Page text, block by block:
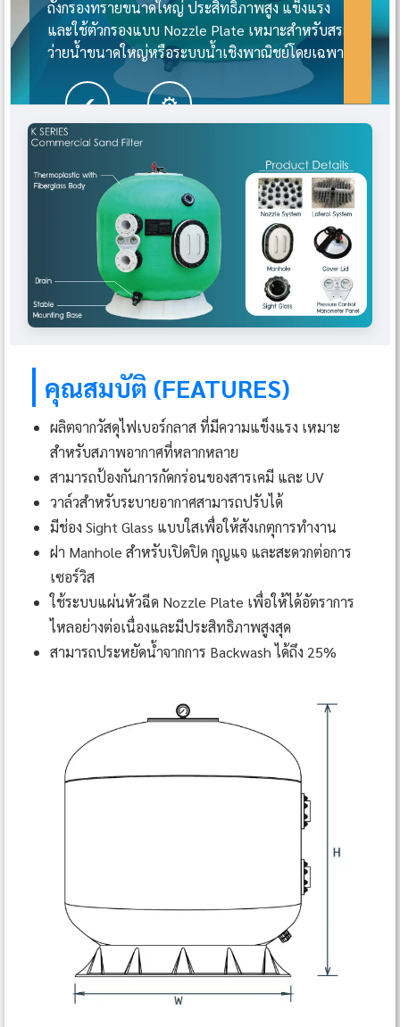
ถังกรองทรายขนาดใหญ่ ประสิทธิภาพสูง แข็งแรง
และใช้ตัวกรองแบบ Nozzle Plate เหมาะสำหรับสระ
ว่ายน้ำขนาดใหญ่หรือระบบน้ำเชิงพาณิชย์โดยเฉพาะ
✔
ประสิทธิภาพสูง
⚙
คุณสมบัติ (FEATURES)
ผลิตจากวัสดุไฟเบอร์กลาส ที่มีความแข็งแรง เหมาะ
สำหรับสภาพอากาศที่หลากหลาย
สามารถป้องกันการกัดกร่อนของสารเคมี และ UV
วาล์วสำหรับระบายอากาศสามารถปรับได้
มีช่อง Sight Glass แบบใสเพื่อให้สังเกตุการทำงาน
ฝา Manhole สำหรับเปิดปิด กุญแจ และสะดวกต่อการ
เซอร์วิส
ใช้ระบบแผ่นหัวฉีด Nozzle Plate เพื่อให้ได้อัตราการ
ไหลอย่างต่อเนื่องและมีประสิทธิภาพสูงสุด
สามารถประหยัดน้ำจากการ Backwash ได้ถึง 25%